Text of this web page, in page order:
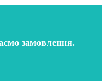
замовлення.